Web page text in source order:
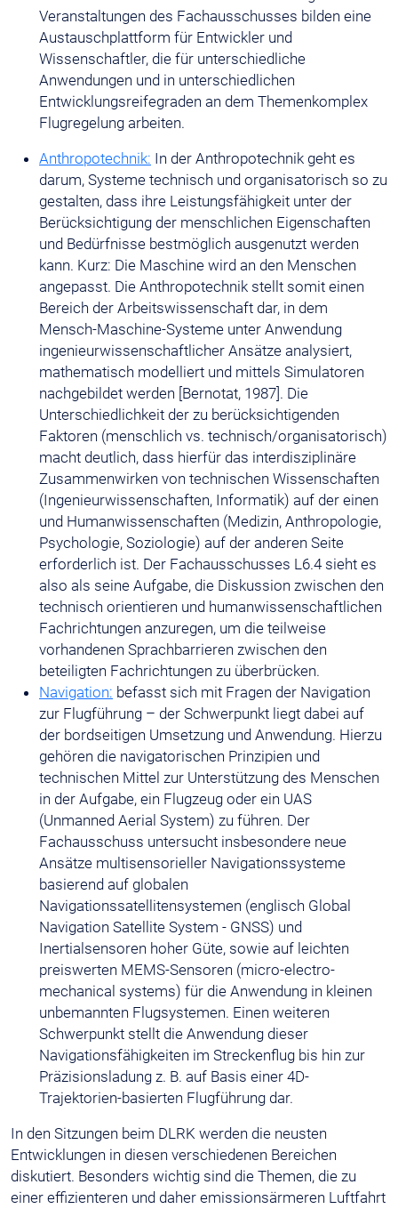
Veranstaltungen des Fachausschusses bilden eine
Austauschplattform für Entwickler und
Wissenschaftler, die für unterschiedliche
Anwendungen und in unterschiedlichen
Entwicklungsreifegraden an dem Themenkomplex
Flugregelung arbeiten.
Anthropotechnik: In der Anthropotechnik geht es
darum, Systeme technisch und organisatorisch so zu
gestalten, dass ihre Leistungsfähigkeit unter der
Berücksichtigung der menschlichen Eigenschaften
und Bedürfnisse bestmöglich ausgenutzt werden
kann. Kurz: Die Maschine wird an den Menschen
angepasst. Die Anthropotechnik stellt somit einen
Bereich der Arbeitswissenschaft dar, in dem
Mensch-Maschine-Systeme unter Anwendung
ingenieurwissenschaftlicher Ansätze analysiert,
mathematisch modelliert und mittels Simulatoren
nachgebildet werden [Bernotat, 1987]. Die
Unterschiedlichkeit der zu berücksichtigenden
Faktoren (menschlich vs. technisch/organisatorisch)
macht deutlich, dass hierfür das interdisziplinäre
Zusammenwirken von technischen Wissenschaften
(Ingenieurwissenschaften, Informatik) auf der einen
und Humanwissenschaften (Medizin, Anthropologie,
Psychologie, Soziologie) auf der anderen Seite
erforderlich ist. Der Fachausschusses L6.4 sieht es
also als seine Aufgabe, die Diskussion zwischen den
technisch orientieren und humanwissenschaftlichen
Fachrichtungen anzuregen, um die teilweise
vorhandenen Sprachbarrieren zwischen den
beteiligten Fachrichtungen zu überbrücken.
Navigation: befasst sich mit Fragen der Navigation
zur Flugführung – der Schwerpunkt liegt dabei auf
der bordseitigen Umsetzung und Anwendung. Hierzu
gehören die navigatorischen Prinzipien und
technischen Mittel zur Unterstützung des Menschen
in der Aufgabe, ein Flugzeug oder ein UAS
(Unmanned Aerial System) zu führen. Der
Fachausschuss untersucht insbesondere neue
Ansätze multisensorieller Navigationssysteme
basierend auf globalen
Navigationssatellitensystemen (englisch Global
Navigation Satellite System - GNSS) und
Inertialsensoren hoher Güte, sowie auf leichten
preiswerten MEMS-Sensoren (micro-electro-
mechanical systems) für die Anwendung in kleinen
unbemannten Flugsystemen. Einen weiteren
Schwerpunkt stellt die Anwendung dieser
Navigationsfähigkeiten im Streckenflug bis hin zur
Präzisionsladung z. B. auf Basis einer 4D-
Trajektorien-basierten Flugführung dar.
In den Sitzungen beim DLRK werden die neusten
Entwicklungen in diesen verschiedenen Bereichen
diskutiert. Besonders wichtig sind die Themen, die zu
einer effizienteren und daher emissionsärmeren Luftfahrt